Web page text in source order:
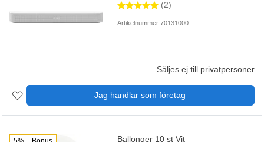
(2)
Artikelnummer 70131000
Säljes ej till privatpersoner
Jag handlar som företag
Ballonger 10 st Vit